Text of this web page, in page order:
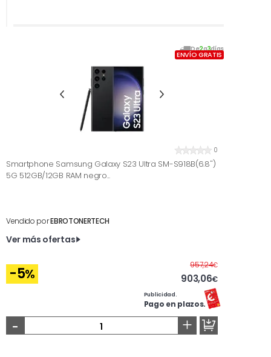
De2a3días
ENVÍO GRATIS
0
Smartphone Samsung Galaxy S23 Ultra SM-S918B(6.8'')
5G 512GB/12GB RAM negro...
Vendido porEBROTONERTECH
Ver más ofertas
-5%
957,24€Antes
903,06€
Publicidad.
Pago en plazos.
- +